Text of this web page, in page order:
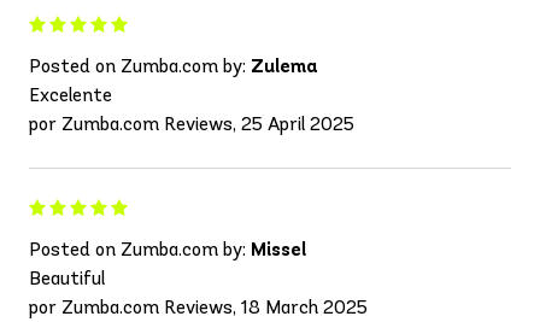
Posted on Zumba.com by: Zulema
Excelente
por Zumba.com Reviews, 25 April 2025
Posted on Zumba.com by: Missel
Beautiful
por Zumba.com Reviews, 18 March 2025